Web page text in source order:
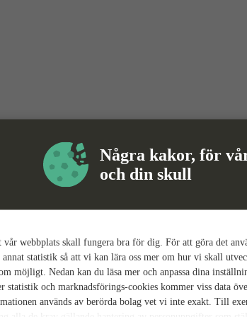
Några kakor, för
och din skull
webbplats skall fungera bra för dig. För att göra det
statistik så att vi kan lära oss mer om hur vi skall
möjligt. Nedan kan du läsa mer och anpassa dina
statistik och marknadsförings-cookies kommer viss data
används av berörda bolag vet vi inte exakt. Till